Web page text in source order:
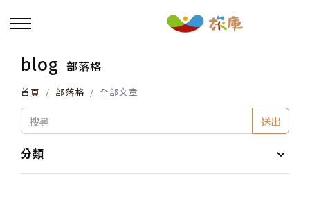
回主選單
活動報名
小旅行及主題導覽
blog 部落格
首頁 部落格 全部文章
送出
分類